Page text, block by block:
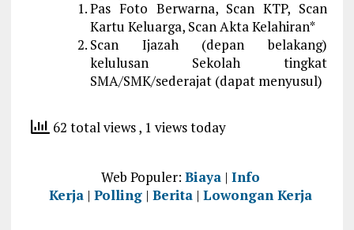
Pas Foto Berwarna, Scan KTP, Scan
Kartu Keluarga, Scan Akta Kelahiran*
Scan Ijazah (depan belakang)
kelulusan Sekolah tingkat
SMA/SMK/sederajat (dapat menyusul)
62 total views, 1 views today
Web Populer:Biaya |Info
Kerja |Polling |Berita |Lowongan Kerja